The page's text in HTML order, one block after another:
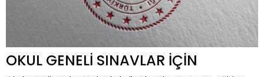
OKUL GENELİ SINAVLAR İÇİN